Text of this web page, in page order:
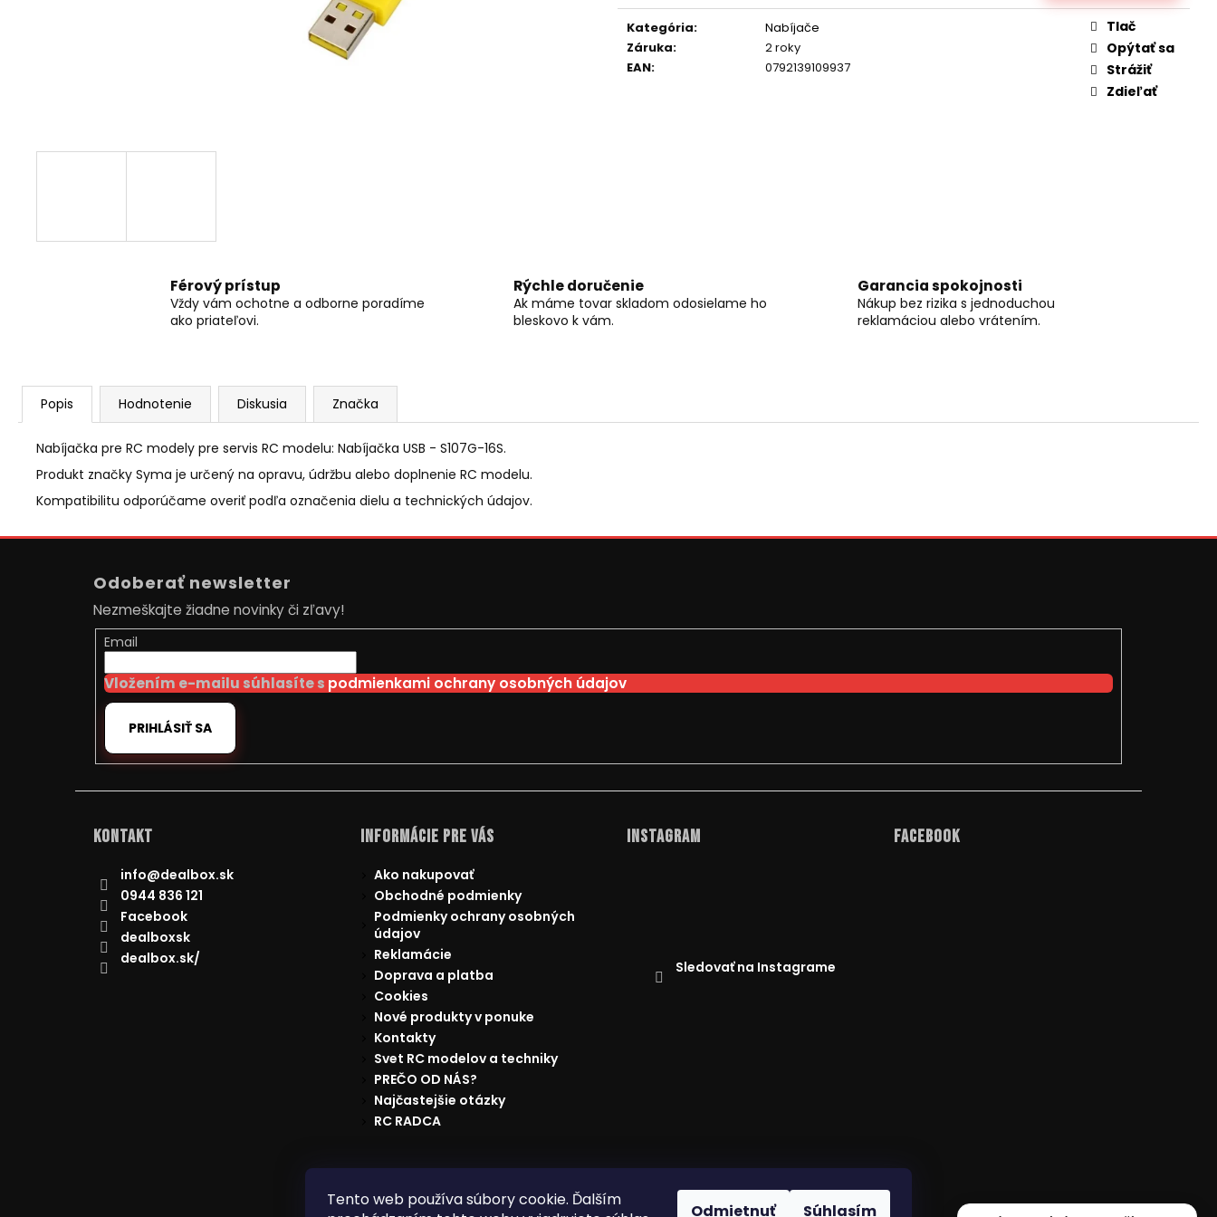
Tento web používa súbory cookie. Ďalším
Odmietnuť Súhlasím
Jednotková
cena:
Kategória:
Nabíjače
Záruka:
2 roky
EAN: 0792139109937
Tlač
Opýtať sa
Strážiť
Zdieľať
Férový prístup
Vždy vám ochotne a odborne poradíme
ako priateľovi.
Rýchle doručenie
Ak máme tovar skladom odosielame ho
bleskovo k vám.
Garancia spokojnosti
Nákup bez rizika s jednoduchou
reklamáciou alebo vrátením.
Popis Hodnotenie Diskusia Značka
Nabíjačka pre RC modely pre servis RC modelu: Nabíjačka USB - S107G-16S.
Produkt značky Syma je určený na opravu, údržbu alebo doplnenie RC modelu.
Kompatibilitu odporúčame overiť podľa označenia dielu a technických údajov.
RC DRIFTOVACIE AUTO HB-DRIFT CAR RC DRIFTOVACIE AUTO HB-DRIFT CAR DIAĽKOVO OVLÁDANÝ JCB TRAKTOR
BAGER 1:20 RTR 2,4GHZ
Pôvodne:€66
Odoberať newsletter
Nezmeškajte žiadne novinky či zľavy!
Email
Vložením e-mailu súhlasíte s podmienkami ochrany osobných údajov
PRIHLÁSIŤ SA
Kontakt
info@dealbox.sk
0944 836 121
Facebook
dealboxsk
dealbox.sk/
Informácie pre Vás
Ako nakupovať
Obchodné podmienky
Podmienky ochrany osobných
údajov
Reklamácie
Doprava a platba
Cookies
Nové produkty v ponuke
Kontakty
Svet RC modelov a techniky
PREČO OD NÁS?
Najčastejšie otázky
RC RADCA
Instagram
Sledovať na Instagrame
Facebook
Reklamácie Doprava a platba Najnižšia cena na trhu Obchodné podmienky